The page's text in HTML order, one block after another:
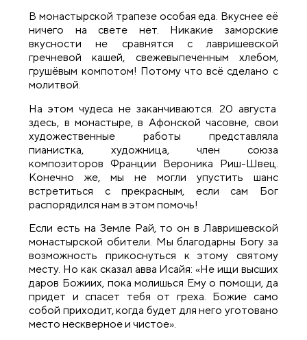
В монастырской трапезе особая еда. Вкуснее её
ничего на свете нет. Никакие заморские
вкусности не сравнятся с лавришевской
гречневой кашей, свежевыпеченным хлебом,
грушёвым компотом! Потому что всё сделано с
молитвой.
На этом чудеса не заканчиваются. 20 августа
здесь, в монастыре, в Афонской часовне, свои
художественные работы представляла
пианистка, художница, член союза
композиторов Франции Вероника Риш-Швец.
Конечно же, мы не могли упустить шанс
встретиться с прекрасным, если сам Бог
распорядился нам в этом помочь!
Если есть на Земле Рай, то он в Лавришевской
монастырской обители. Мы благодарны Богу за
возможность прикоснуться к этому святому
месту. Но как сказал авва Исайя: «Не ищи высших
даров Божиих, пока молишься Ему о помощи, да
придет и спасет тебя от греха. Божие само
собой приходит, когда будет для него уготовано
место нескверное и чистое».